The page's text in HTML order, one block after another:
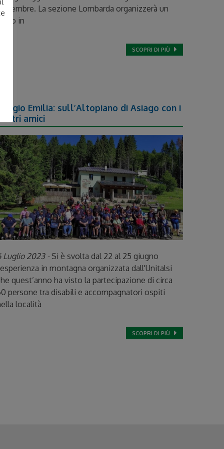
La sezione Lombarda organizzerà un
treno in
SCOPRI DI PIÙ
Reggio Emilia: sull’Altopiano di Asiago con i
nostri amici
Luglio 2023 - Si è svolta dal 22 al 25 giugno
in montagna organizzata dall'Unitalsi
quest’anno ha visto la partecipazione di circa
persone tra disabili e accompagnatori ospiti
località
SCOPRI DI PIÙ